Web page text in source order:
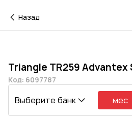
Назад
Triangle TR259 Advantex
Код: 6097787
Выберите банк мес